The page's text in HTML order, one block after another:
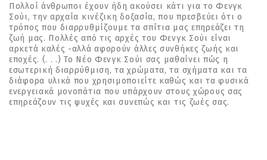
Πολλοί άνθρωποι έχουν ήδη ακούσει κάτι για το Φενγκ
Σούι, την αρχαία κινέζικη δοξασία, που πρεσβεύει ότι ο
τρόπος που διαρρυθμίζουμε τα σπίτια μας επηρεάζει τη
ζωή μας. Πολλές από τις αρχές του Φενγκ Σούι είναι
αρκετά καλές -αλλά αφορούν άλλες συνθήκες ζωής και
εποχές. (. . .) Το Νέο Φενγκ Σούι σας μαθαίνει πώς η
εσωτερική διαρρύθμιση, τα χρώματα, τα σχήματα και τα
διάφορα υλικά που χρησιμοποιείτε καθώς και τα φυσικά
ενεργειακά μονοπάτια που υπάρχουν στους χώρους σας
επηρεάζουν τις ψυχές και συνεπώς και τις ζωές σας.